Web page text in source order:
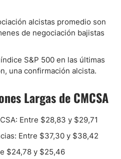
alcistas promedio son
de negociación bajistas
S&P 500 en las últimas
una confirmación alcista.
Largas de CMCSA
Entre $28,83 y $29,71
Entre $37,30 y $38,42
$24,78 y $25,46